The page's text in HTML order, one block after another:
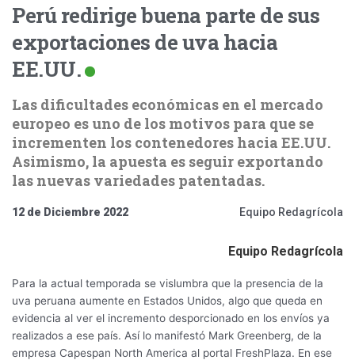
Perú redirige buena parte de sus
exportaciones de uva hacia
EE.UU.
Las dificultades económicas en el mercado
europeo es uno de los motivos para que se
incrementen los contenedores hacia EE.UU.
Asimismo, la apuesta es seguir exportando
las nuevas variedades patentadas.
12 de Diciembre 2022 Equipo Redagrícola
Equipo Redagrícola
Para la actual temporada se vislumbra que la presencia de la
uva peruana aumente en Estados Unidos, algo que queda en
evidencia al ver el incremento desporcionado en los envíos ya
realizados a ese país. Así lo manifestó Mark Greenberg, de la
empresa Capespan North America al portal FreshPlaza. En ese